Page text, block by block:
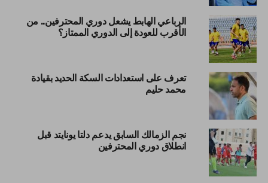
الرباعي الهابط يشعل دوري المحترفين.. من
الأقرب للعودة إلى الدوري الممتاز؟
تعرف على استعدادات السكة الحديد بقيادة
محمد حليم
نجم الزمالك السابق يدعم دلتا يونايتد قبل
انطلاق دوري المحترفين